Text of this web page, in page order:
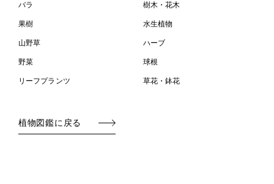
バラ 樹木・花木
果樹 水生植物
山野草 ハーブ
野菜 球根
リーフプランツ 草花・鉢花
植物図鑑に戻る